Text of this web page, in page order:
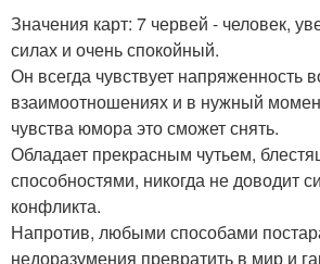
Значения карт: 7 червей - человек,
силах и очень спокойный.
Он всегда чувствует напряженность
взаимоотношениях и в нужный
чувства юмора это сможет снять.
Обладает прекрасным чутьем,
способностями, никогда не доводит
конфликта.
Напротив, любыми способами
недоразумения превратить в мир и